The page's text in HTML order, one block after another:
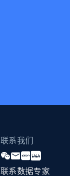
联系我们
联系数据专家